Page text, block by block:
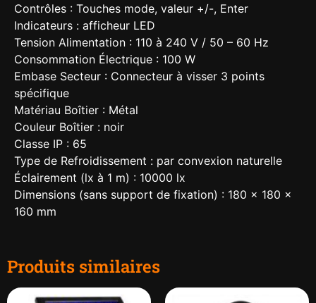
Contrôles : Touches mode, valeur +/-, Enter
Indicateurs : afficheur LED
Tension Alimentation : 110 à 240 V / 50 – 60 Hz
Consommation Électrique : 100 W
Embase Secteur : Connecteur à visser 3 points
spécifique
Matériau Boîtier : Métal
Couleur Boîtier : noir
Classe IP : 65
Type de Refroidissement : par convexion naturelle
Éclairement (lx à 1 m) : 10000 lx
Dimensions (sans support de fixation) : 180 x 180 x
160 mm
Produits similaires